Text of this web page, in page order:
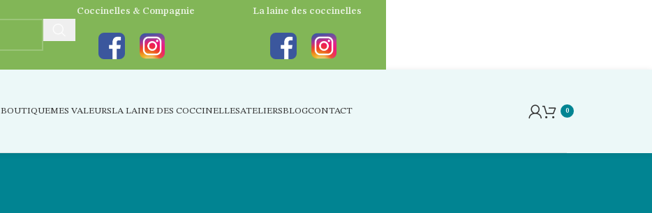
BOUTIQUEMES VALEURSLA LAINE DES COCCINELLESATELIERSBLOGCONTACT 0
Coccinelles & Compagnie La laine des coccinelles